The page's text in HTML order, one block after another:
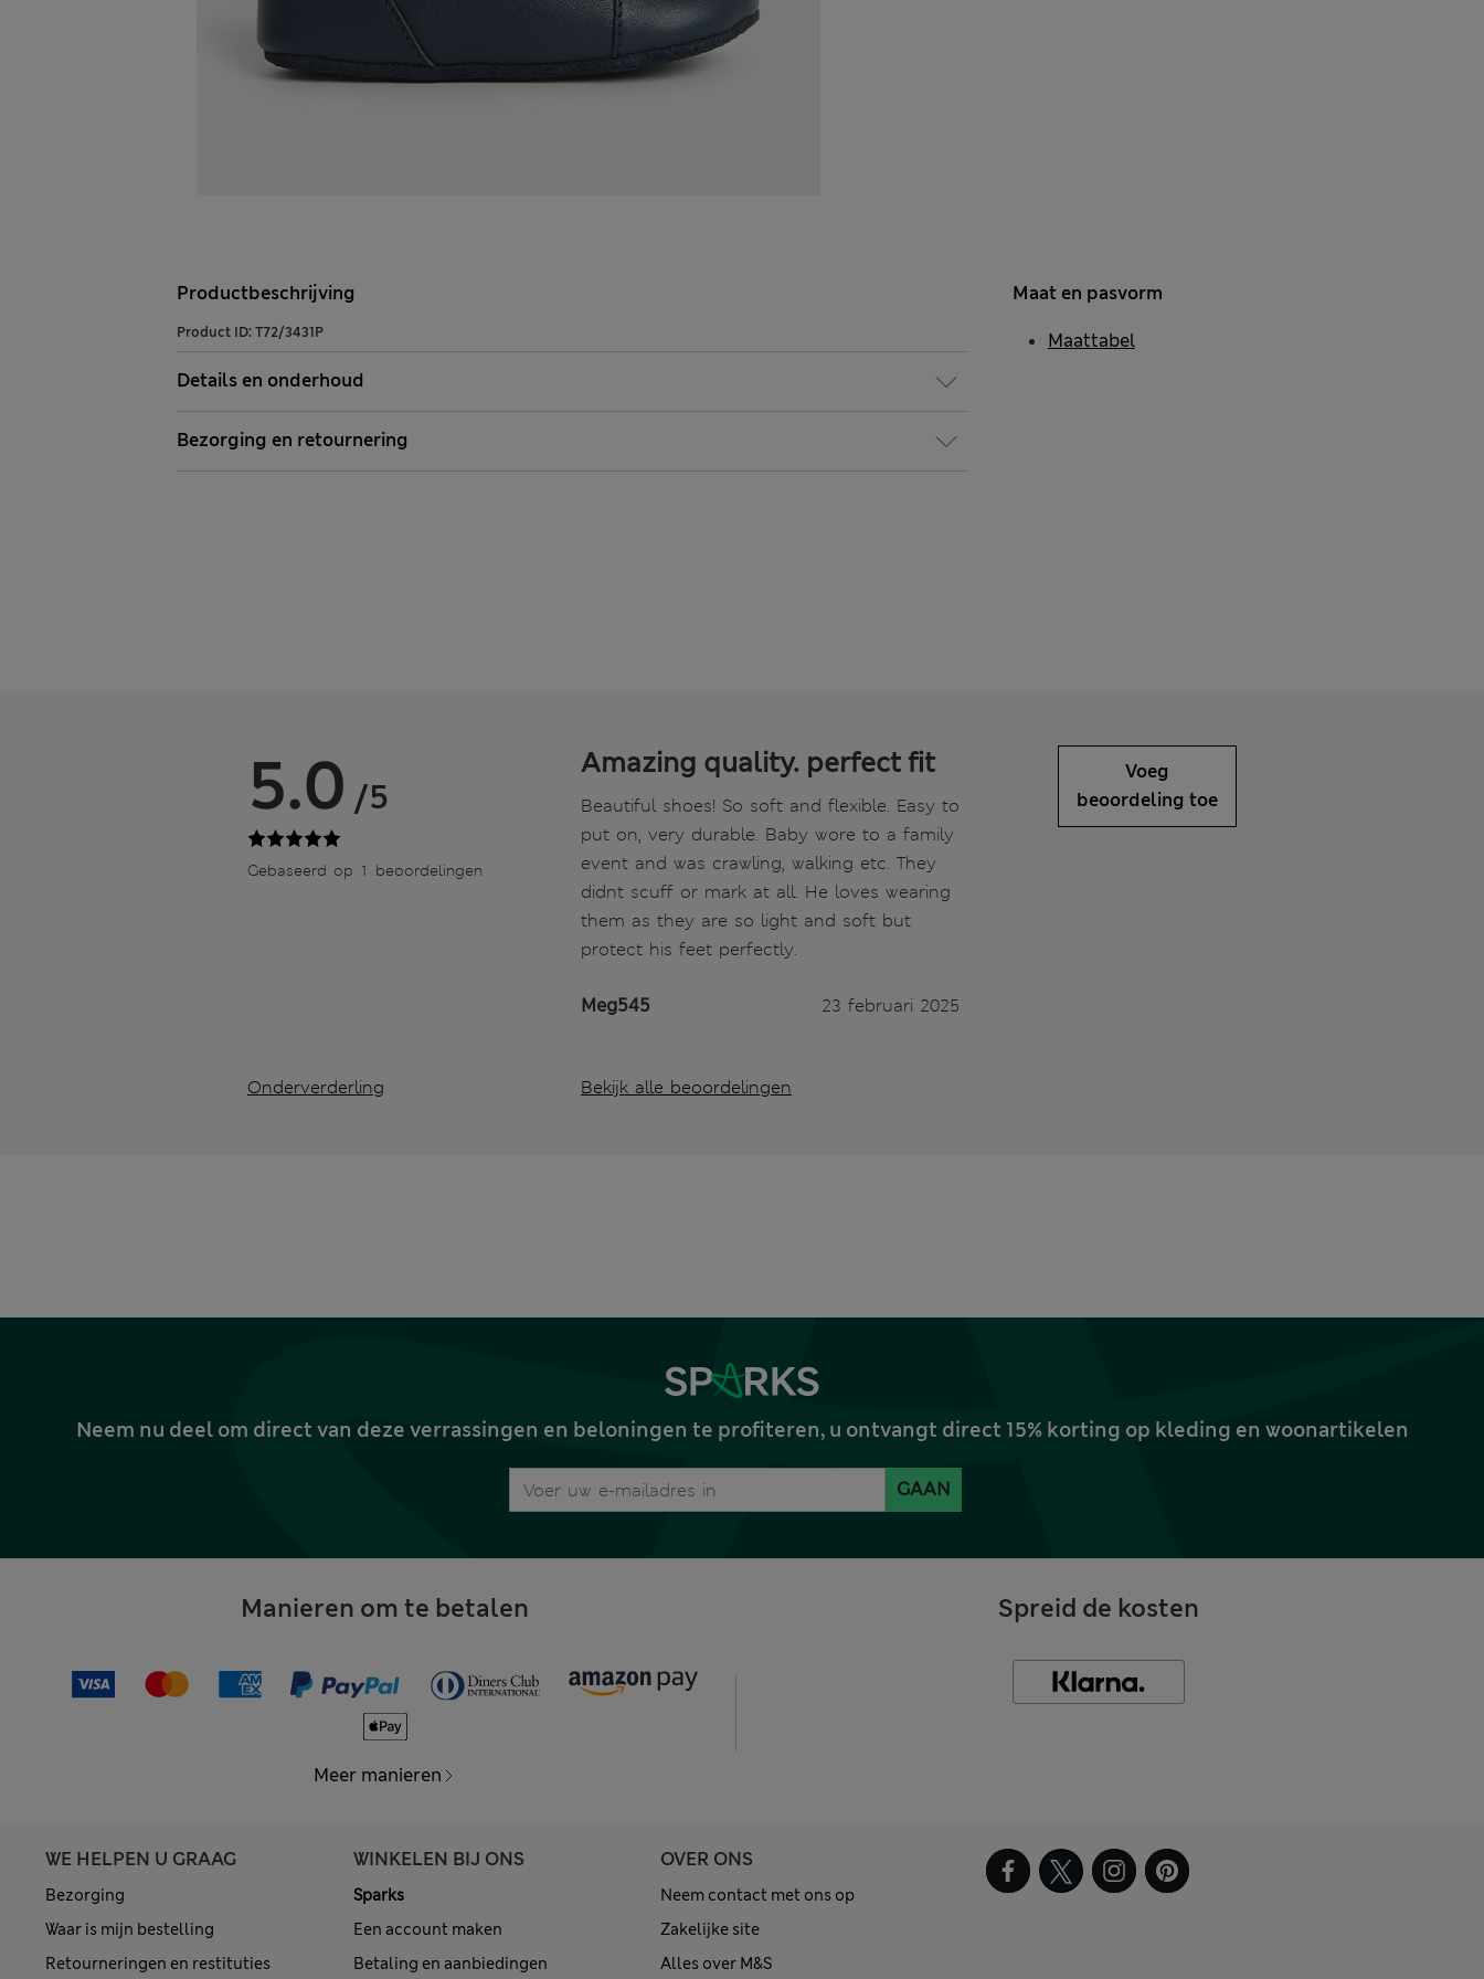
Productbeschrijving
Product ID: T72/3431P
Details en onderhoud
Bezorging en retournering
Maat en pasvorm
Maattabel
5.0 /5
Gebaseerd op 1 beoordelingen
Onderverderling
Amazing quality. perfect fit
Beautiful shoes! So soft and flexible. Easy to
put on, very durable. Baby wore to a family
event and was crawling, walking etc. They
didnt scuff or mark at all. He loves wearing
them as they are so light and soft but
protect his feet perfectly.
Meg545 23 februari 2025
Bekijk alle beoordelingen
Voeg
beoordeling toe
Neem nu deel om direct van deze verrassingen en beloningen te profiteren, u ontvangt direct 15% korting op kleding en woonartikelen
GAAN
Manieren om te betalen
Meer manieren
Spreid de kosten
WE HELPEN U GRAAG
Bezorging
Waar is mijn bestelling
Retourneringen en restituties
WINKELEN BIJ ONS
Sparks
Een account maken
Betaling en aanbiedingen
OVER ONS
Neem contact met ons op
Zakelijke site
Alles over M&S